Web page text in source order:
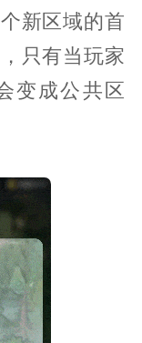
新区域的首
只有当玩家
变成公共区